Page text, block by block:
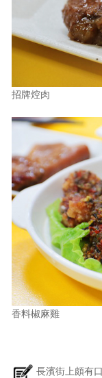
招牌焢肉
香料椒麻雞
長濱街上頗有